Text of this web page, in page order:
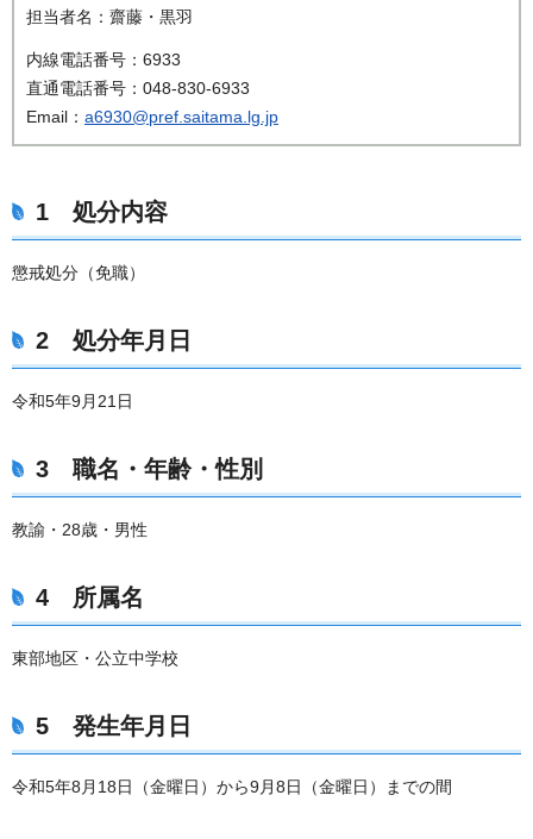
担当者名：齋藤・黒羽
内線電話番号：6933
直通電話番号：048-830-6933
Email： a6930@pref.saitama.lg.jp
1 処分内容
懲戒処分（免職）
2 処分年月日
令和5年9月21日
3 職名・年齢・性別
教諭・28歳・男性
4 所属名
東部地区・公立中学校
5 発生年月日
令和5年8月18日（金曜日）から9月8日（金曜日）までの間